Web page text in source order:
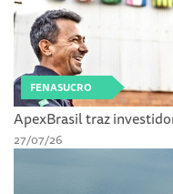
FENASUCRO
ApexBrasil traz
27/07/26